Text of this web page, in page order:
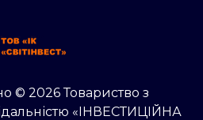
© 2026 Товариство з
«ІНВЕСТИЦІЙНА